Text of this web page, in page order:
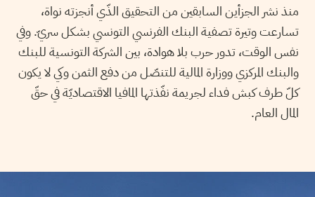
منذ نشر الجزأين السابقين من التحقيق الذّي أنجزته نواة،
تسارعت وتيرة تصفية البنك الفرنسي التونسي بشكل سريّ. وفي
نفس الوقت، تدور حرب بلا هوادة، بين الشركة التونسية للبنك
والبنك المركزي ووزارة المالية للتنصّل من دفع الثمن وكي لا يكون
كلّ طرف كبش فداء لجريمة نفّذتها المافيا الاقتصاديّة في حقّ
المال العام.